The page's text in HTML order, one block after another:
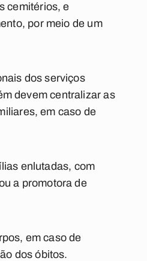
cemitérios, e
por meio de um
dos serviços
devem centralizar as
em caso de
enlutadas, com
a promotora de
em caso de
dos óbitos.